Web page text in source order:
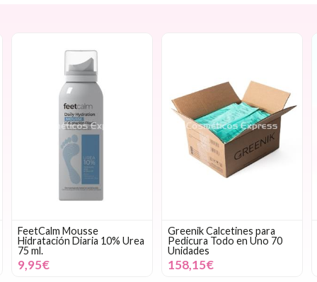
FeetCalm Mousse
Hidratación Diaria 10% Urea
75 ml.
9,95€
Greenik Calcetines para
Pedicura Todo en Uno 70
Unidades
158,15€